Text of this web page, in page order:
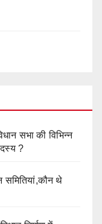
सभा की विभिन्न
?
समितियां,कौन थे